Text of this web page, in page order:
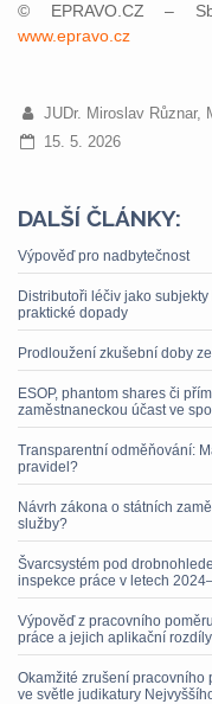
© EPRAVO.CZ –
www.epravo.cz
JUDr. Miroslav Různar,
15. 5. 2026
DALŠÍ ČLÁNKY:
Výpověď pro nadbytečnost
Distributoři léčiv jako
praktické dopady
Prodloužení zkušební doby
ESOP, phantom shares či
zaměstnaneckou účast ve
Transparentní odměňování:
pravidel?
Návrh zákona o státních
služby?
Švarcsystém pod
inspekce práce v letech
Výpověď z pracovního
práce a jejich aplikační rozdíly
Okamžité zrušení pracovního
ve světle judikatury